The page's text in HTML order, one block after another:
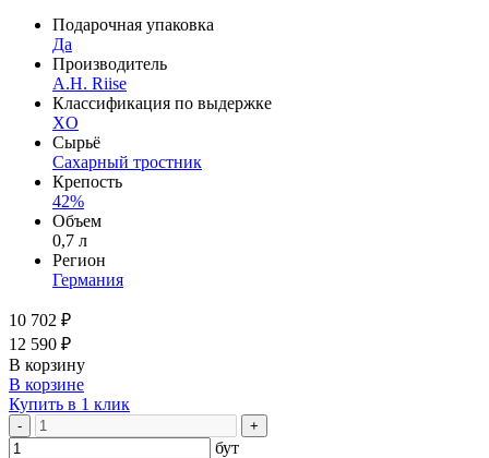
Подарочная упаковка
Да
Производитель
A.H. Riise
Классификация по выдержке
XO
Сырьё
Сахарный тростник
Крепость
42%
Объем
0,7 л
Регион
Германия
10 702 ₽
12 590 ₽
В корзину
В корзине
Купить в 1 клик
- +
бут